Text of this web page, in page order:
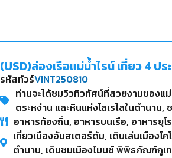
(USD)ล่องเรือแม่น้ำไรน์ เที่ยว 4 ป
รหัสทัวร์VINT250810
ท่านจะได้ชมวิวทิวทัศน์ที่สวยงามของ
ตระหง่าน และหินแห่งโลเรไลในตำนา
สบูร์ก
อาหารท้องถิ่น, อาหารบนเรือ, อาหารยุโ
เที่ยวเมืองอัมสเตอร์ดัม, เดินเล่นเมืองโ
ตำนาน, เดินชมเมืองไมนซ์ พิพิธภัณฑ์กูเ